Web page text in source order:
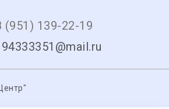
(951) 139-22-19